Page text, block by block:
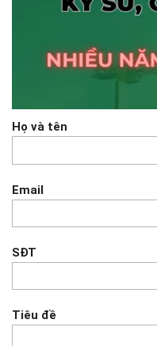
Họ và tên
Email
SĐT
Tiêu đề